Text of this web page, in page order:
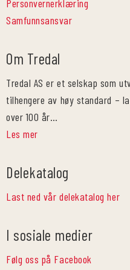
Personvernerklæring
Samfunnsansvar
Om Tredal
Tredal AS er et selskap som
tilhengere av høy standard –
over 100 år…
Les mer
Delekatalog
Last ned vår delekatalog her
I sosiale medier
Følg oss på Facebook